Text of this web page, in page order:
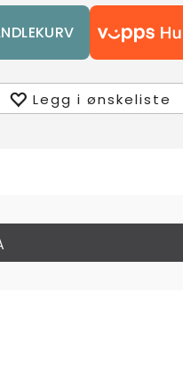
Legg i ønskeliste